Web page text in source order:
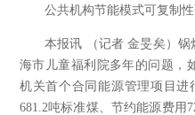
公共机构节能模式可复制
本报讯 （记者 金旻矣）
海市儿童福利院多年的问题，
机关首个合同能源管理项目
681.2吨标准煤、节约能源费用